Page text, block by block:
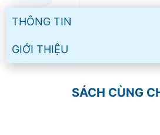
THÔNG TIN
GIỚI THIỆU
SÁCH CÙNG